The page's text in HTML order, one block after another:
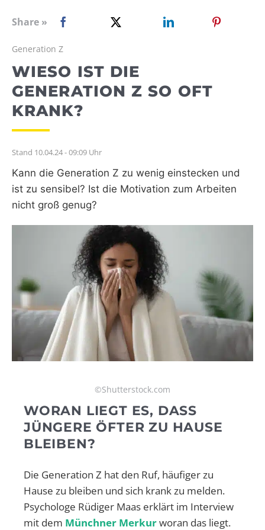
WEBRADIO
Share »
Generation Z
WIESO IST DIE
GENERATION Z SO OFT
KRANK?
Stand 10.04.24 - 09:09 Uhr
Kann die Generation Z zu wenig einstecken und
ist zu sensibel? Ist die Motivation zum Arbeiten
nicht groß genug?
©Shutterstock.com
WORAN LIEGT ES, DASS
JÜNGERE ÖFTER ZU HAUSE
BLEIBEN?
Die Generation Z hat den Ruf, häufiger zu
Hause zu bleiben und sich krank zu melden.
Psychologe Rüdiger Maas erklärt im Interview
mit dem Münchner Merkurworan das liegt.